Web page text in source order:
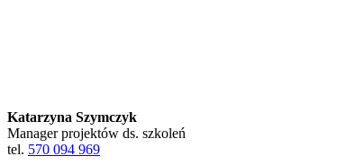
Katarzyna Szymczyk
Manager projektów ds. szkoleń
tel. 570 094 969